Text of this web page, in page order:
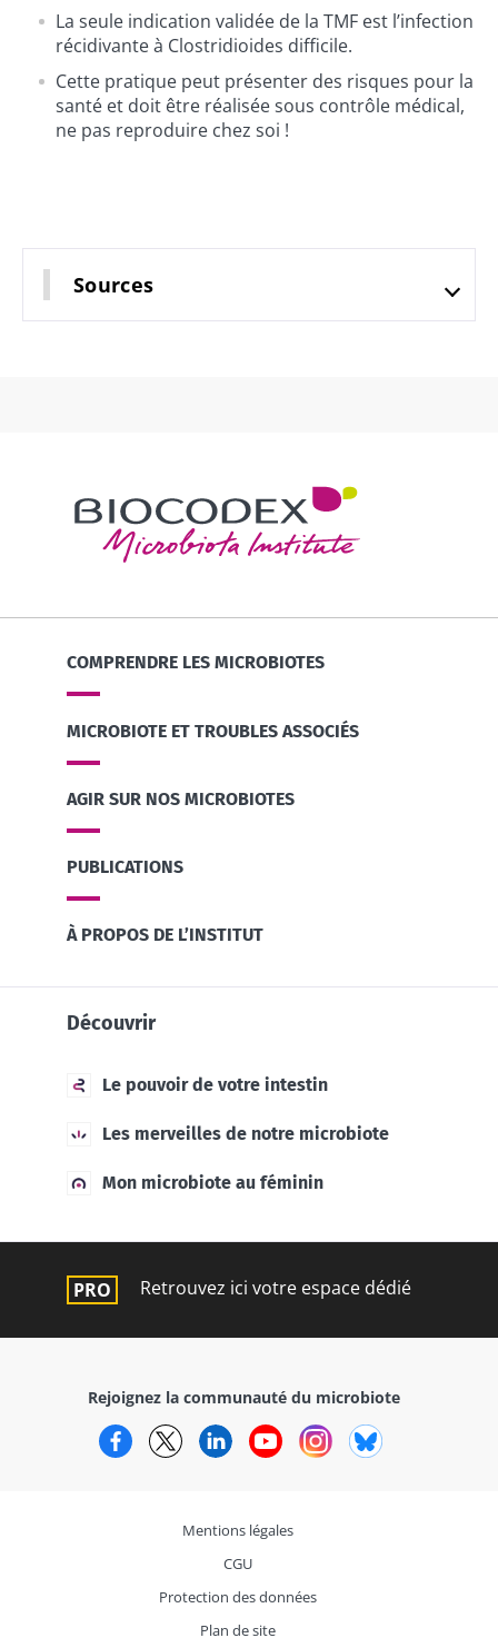
La seule indication validée de la TMF est l’infection
récidivante à Clostridioides difficile.
Cette pratique peut présenter des risques pour la
santé et doit être réalisée sous contrôle médical,
ne pas reproduire chez soi !
Sources
COMPRENDRE LES MICROBIOTES
MICROBIOTE ET TROUBLES ASSOCIÉS
AGIR SUR NOS MICROBIOTES
PUBLICATIONS
À PROPOS DE L’INSTITUT
Découvrir
Le pouvoir de votre intestin
Les merveilles de notre microbiote
Mon microbiote au féminin
Retrouvez ici votre espace dédié
Rejoignez la communauté du microbiote
FacebookTwitterLinkedInYouTubeInstagram
Mentions légales
CGU
Protection des données
Plan de site